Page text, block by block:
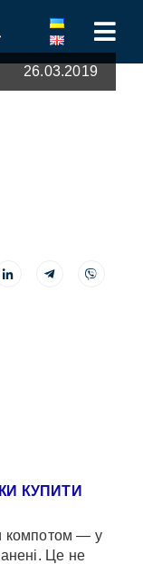
26.03.2019
КУПИТИ
компотом — у
Це не